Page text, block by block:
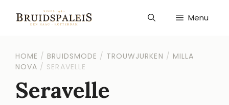
naar
Menu
HOME / BRUIDSMODE / TROUWJURKEN / MILLA
NOVA / SERAVELLE
Seravelle